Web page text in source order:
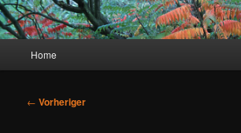
Home
Beitragsnavigation
← Vorheriger